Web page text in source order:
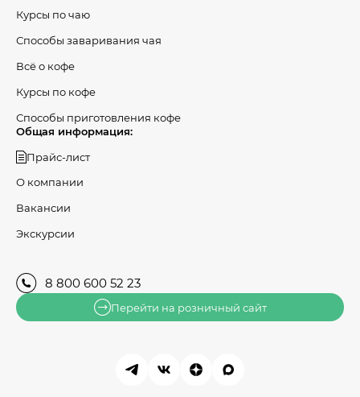
Курсы по чаю
Способы заваривания чая
Всё о кофе
Курсы по кофе
Способы приготовления кофе
Общая информация:
Прайс-лист
О компании
Вакансии
Экскурсии
8 800 600 52 23
Перейти на розничный сайт